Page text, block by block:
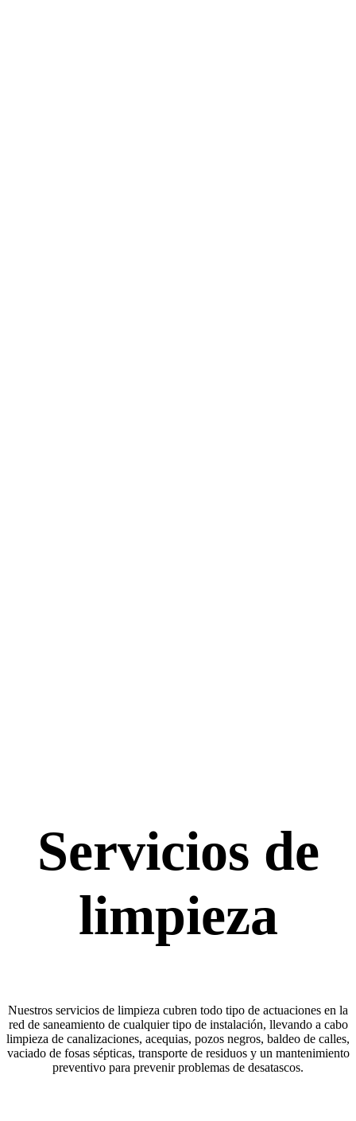
Servicios de
limpieza
Nuestros servicios de limpieza cubren todo tipo de actuaciones en la
red de saneamiento de cualquier tipo de instalación, llevando a cabo
limpieza de canalizaciones, acequias, pozos negros, baldeo de calles,
vaciado de fosas sépticas, transporte de residuos y un mantenimiento
preventivo para prevenir problemas de desatascos.